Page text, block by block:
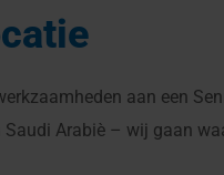
aan een
Arabiè – wij gaan